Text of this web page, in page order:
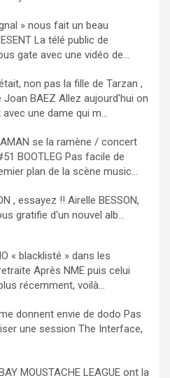
» nous fait un beau
La télé public de
gate avec une vidéo de...
non pas la fille de Tarzan ,
Joan BAEZ Allez aujourd'hui on
une dame qui m...
se la ramène / concert
BOOTLEG Pas facile de
plan de la scène music...
, essayez !! Airelle BESSON,
gratifie d'un nouvel alb...
« blacklisté » dans les
Après NME puis celui
récemment, voilà...
donnent envie de dodo Pas
une session The Interface,
MOUSTACHE LEAGUE ont la